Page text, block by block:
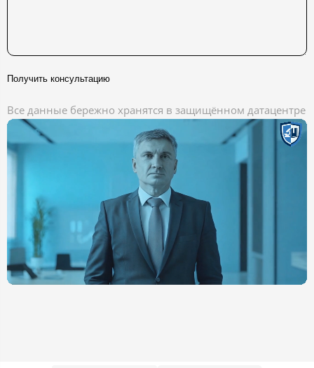
Получить консультацию
Все данные бережно хранятся в защищённом датацентре